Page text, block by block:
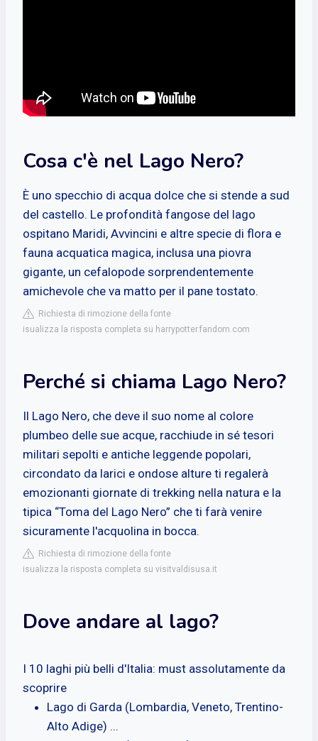
Cosa c'è nel Lago Nero?
È uno specchio di acqua dolce che si stende a sud
del castello. Le profondità fangose del lago
ospitano Maridi, Avvincini e altre specie di flora e
fauna acquatica magica, inclusa una piovra
gigante, un cefalopode sorprendentemente
amichevole che va matto per il pane tostato.
Richiesta di rimozione della fonte
isualizza la risposta completa su harrypotter.fandom.com
Perché si chiama Lago Nero?
Il Lago Nero, che deve il suo nome al colore
plumbeo delle sue acque, racchiude in sé tesori
militari sepolti e antiche leggende popolari,
circondato da larici e ondose alture ti regalerà
emozionanti giornate di trekking nella natura e la
tipica “Toma del Lago Nero” che ti farà venire
sicuramente l'acquolina in bocca.
Richiesta di rimozione della fonte
isualizza la risposta completa su visitvaldisusa.it
Dove andare al lago?
I 10 laghi più belli d'Italia: must assolutamente da
scoprire
Lago di Garda (Lombardia, Veneto, Trentino-
Alto Adige) ...